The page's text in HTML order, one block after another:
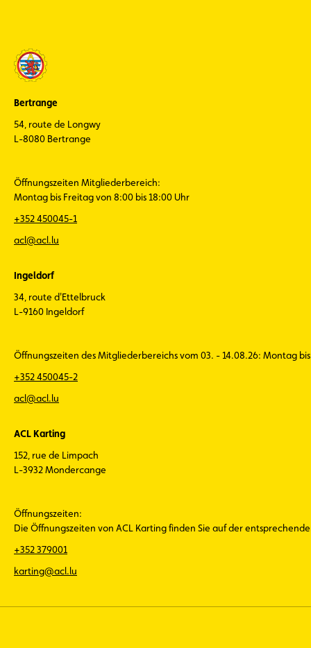
Bertrange
54, route de Longwy
L-8080 Bertrange
Öffnungszeiten Mitgliederbereich:
Montag bis Freitag von 8:00 bis 18:00 Uhr
+352 450045-1
acl@acl.lu
Ingeldorf
34, route d'Ettelbruck
L-9160 Ingeldorf
Öffnungszeiten des Mitgliederbereichs vom 03. - 14.08.26: Montag
+352 450045-2
acl@acl.lu
ACL Karting
152, rue de Limpach
L-3932 Mondercange
Öffnungszeiten:
Die Öffnungszeiten von ACL Karting finden Sie auf der
+352 379001
karting@acl.lu